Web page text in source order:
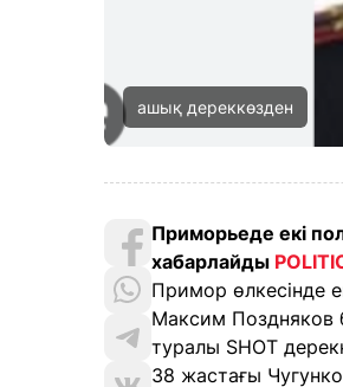
ашық дереккөзден
Приморьеде екі
хабарлайды
Примор өлкесінде
Максим Поздняков
туралы SHOT
38 жастағы